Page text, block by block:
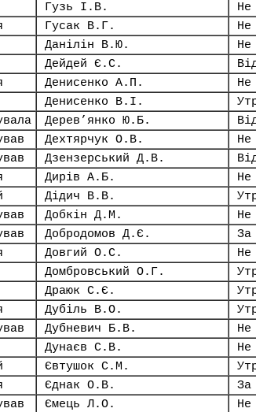
Гузь І.В.
Не
Гусак В.Г.
Не
Данілін В.Ю.
Не
Дейдей Є.С.
Денисенко А.П.
Не
Денисенко В.І.
Дерев’янко Ю.Б.
Дехтярчук О.В.
Не
Дзензерський Д.В.
Дирів А.Б.
Не
Дідич В.В.
Добкін Д.М.
Не
Добродомов Д.Є.
За
Довгий О.С.
Не
Домбровський О.Г.
Драюк С.Є.
Дубіль В.О.
Дубневич Б.В.
Не
Дунаєв С.В.
Не
Євтушок С.М.
Єднак О.В.
За
Ємець Л.О.
Не